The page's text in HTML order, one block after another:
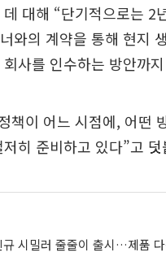
대해 “단기적으로는 2
와의 계약을 통해 현지
사를 인수하는 방안까
책이 어느 시점에, 어떤
히 준비하고 있다”고 덧
규 시밀러 줄줄이 출시…제품